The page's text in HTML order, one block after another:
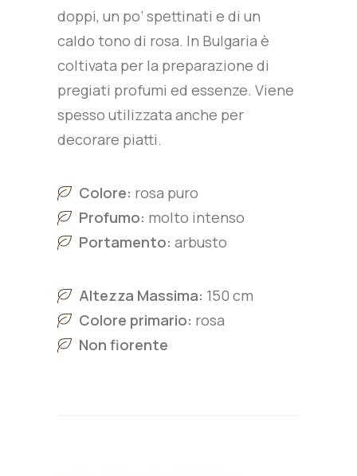
doppi, un po’ spettinati e di un
caldo tono di rosa. In Bulgaria è
coltivata per la preparazione di
pregiati profumi ed essenze. Viene
spesso utilizzata anche per
decorare piatti.
Colore: rosa puro
Profumo: molto intenso
Portamento: arbusto
Altezza Massima: 150 cm
Colore primario: rosa
Non fiorente